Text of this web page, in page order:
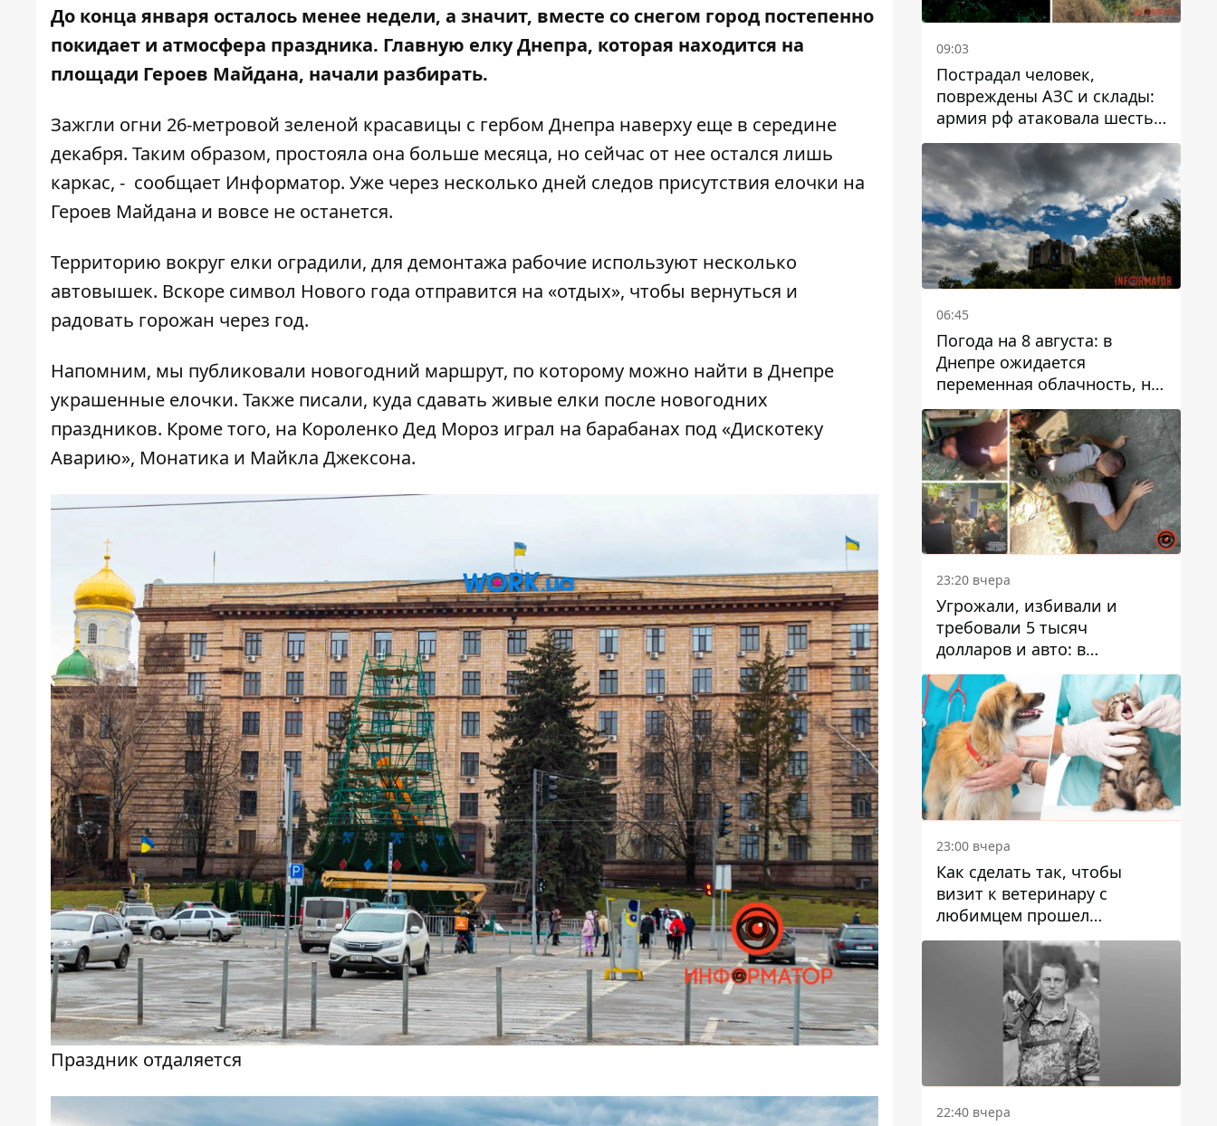
До конца января осталось менее недели, а значит, вместе со снегом город постепенно
покидает и атмосфера праздника. Главную елку Днепра, которая находится на
площади Героев Майдана, начали разбирать.
Зажгли огни 26-метровой зеленой красавицы с гербом Днепра наверху еще в середине
декабря. Таким образом, простояла она больше месяца, но сейчас от нее остался лишь
каркас, - сообщает Информатор. Уже через несколько дней следов присутствия елочки на
Героев Майдана и вовсе не останется.
Территорию вокруг елки оградили, для демонтажа рабочие используют несколько
автовышек. Вскоре символ Нового года отправится на «отдых», чтобы вернуться и
радовать горожан через год.
Напомним, мы публиковали новогодний маршрут, по которому можно найти в Днепре
украшенные елочки. Также писали, куда сдавать живые елки после новогодних
праздников. Кроме того, на Короленко Дед Мороз играл на барабанах под «Дискотеку
Аварию», Монатика и Майкла Джексона.
Праздник отдаляется
09:03
Пострадал человек,
повреждены АЗС и склады:
армия рф атаковала шесть
районов Днепропетровской
области
06:45
Погода на 8 августа: в
Днепре ожидается
переменная облачность, но
может пойти дождь
23:20 вчера
Угрожали, избивали и
требовали 5 тысяч
долларов и авто: в
Павлограде задержали двух
мужчин
23:00 вчера
Как сделать так, чтобы
визит к ветеринару с
любимцем прошел
спокойно: простые советы
22:40 вчера